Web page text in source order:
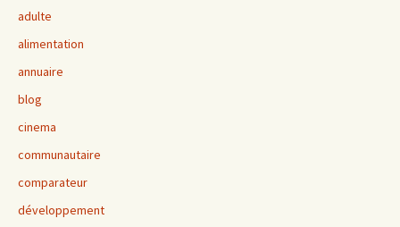
adulte
alimentation
annuaire
blog
cinema
communautaire
comparateur
développement